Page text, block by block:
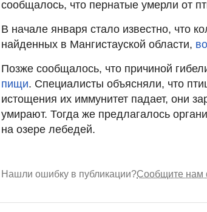
сообщалось, что пернатые умерли от
В начале января стало известно, что
найденных в Мангистауской области,
Позже сообщалось, что причиной
пищи. Специалисты объясняли, что
истощения их иммунитет падает, они
умирают. Тогда же предлагалось
на озере лебедей.
Нашли ошибку в публикации?Сообщите нам